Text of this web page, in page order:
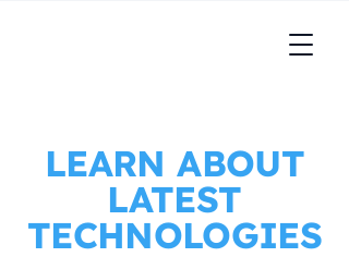
LEARN ABOUT
LATEST
TECHNOLOGIES